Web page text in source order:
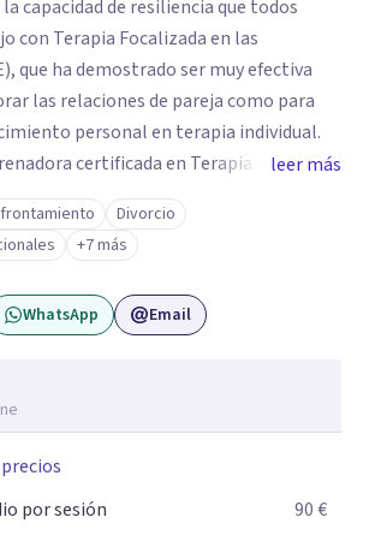
capacidad de resiliencia que todos
con Terapia Focalizada en las
que ha demostrado ser muy efectiva
las relaciones de pareja como para
personal en terapia individual.
certificada en Terapia
Emociones (TFE) en España, además de
certificada. La TFE ha
significativa en las relaciones,
éxito y felicidad duradera. Este enfoque
la vida en terapia individual,
en constante aprendizaje y
Cognitivo-Conductual y otro en
en la mente humana y las
leer más
Divorcio
+7 más
WhatsApp Email
por sesión
90 €